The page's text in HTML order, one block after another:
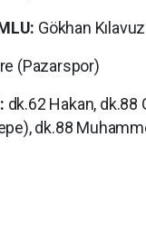
Gökhan Kılavuz
(Pazarspor)
dk.62 Hakan, dk.88
dk.88